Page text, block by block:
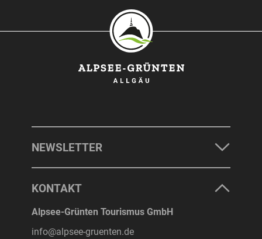
NEWSLETTER
KONTAKT
Alpsee-Grünten Tourismus GmbH
info@alpsee-gruenten.de